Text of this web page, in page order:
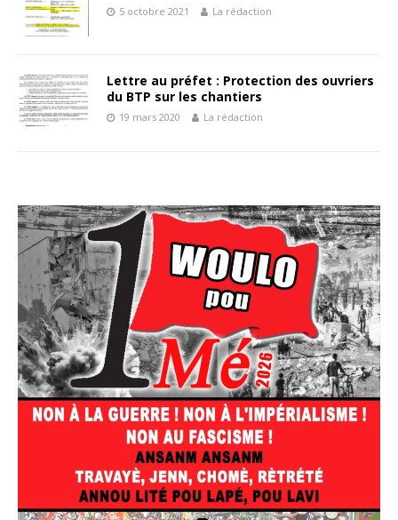
5 octobre 2021 La rédaction
Lettre au préfet : Protection des ouvriers
du BTP sur les chantiers
19 mars 2020 La rédaction